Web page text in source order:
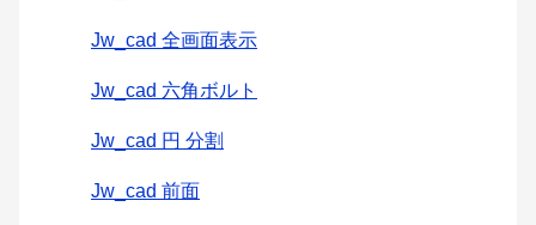
Jw_cad 全画面表示
Jw_cad 六角ボルト
Jw_cad 円 分割
Jw_cad 前面